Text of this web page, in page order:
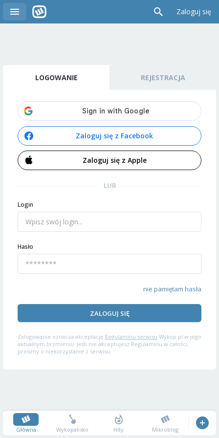
Zaloguj się
LOGOWANIE REJESTRACJA
Zaloguj się z Facebook
Zaloguj się z Apple
LUB
Login
Hasło
nie pamiętam hasła
ZALOGUJ SIĘ
Zalogowanie oznacza akceptację Regulaminu serwisu Wykop.pl w jego
aktualnym brzmieniu. Jeśli nie akceptujesz Regulaminu w całości,
prosimy o niekorzystanie z serwisu.
Główna Wykopalisko Hity Mikroblog